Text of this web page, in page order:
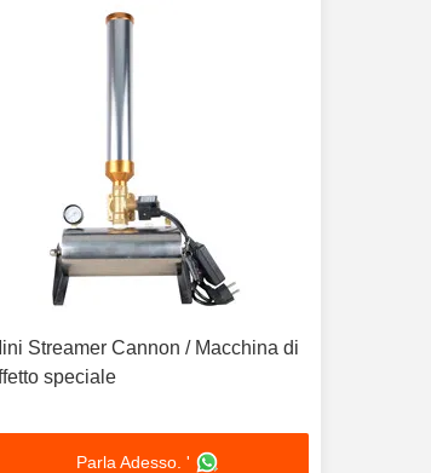
Streamer Cannon / Macchina di
speciale
Parla Adesso. '